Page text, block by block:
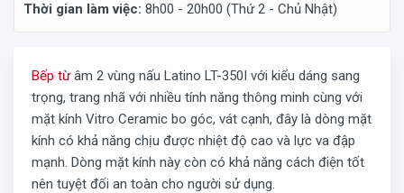
Thời gian làm việc: 8h00 - 20h00 (Thứ 2 - Chủ Nhật)
Bếp từâm 2 vùng nấu Latino LT-350I với kiểu dáng sang
trọng, trang nhã với nhiều tính năng thông minh cùng với
mặt kính Vitro Ceramic bo góc, vát cạnh, đây là dòng mặt
kính có khả năng chịu được nhiệt độ cao và lực va đập
mạnh. Dòng mặt kính này còn có khả năng cách điện tốt
nên tuyệt đối an toàn cho người sử dụng.